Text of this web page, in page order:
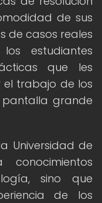
de sus
de casos reales
estudiantes
que les
el trabajo de los
grande
Universidad de
sino que
de los